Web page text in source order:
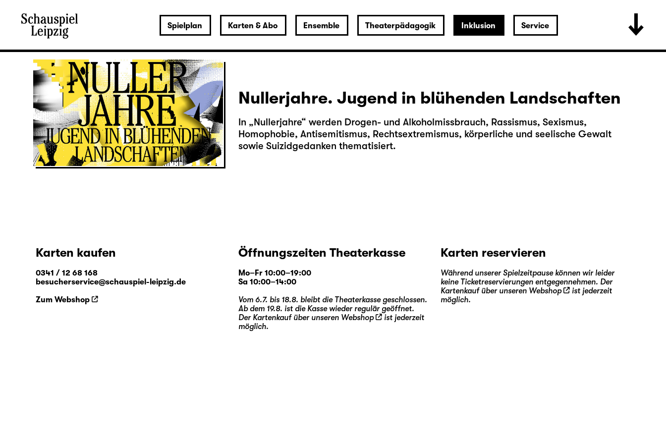
Spielplan Karten & Abo Ensemble Theaterpädagogik Inklusion Service
Nullerjahre. Jugend in blühenden Landschaften
In „Nullerjahre“ werden Drogen- und Alkoholmissbrauch, Rassismus, Sexismus,
Homophobie, Antisemitismus, Rechtsextremismus, körperliche und seelische Gewalt
sowie Suizidgedanken thematisiert.
Karten kaufen
0341 / 12 68 168
besucherservice@schauspiel-leipzig.de
Zum Webshop
Öffnungszeiten Theaterkasse
Mo–Fr 10:00–19:00
Sa 10:00–14:00
Vom 6.7. bis 18.8. bleibt die Theaterkasse geschlossen.
Ab dem 19.8. ist die Kasse wieder regulär geöffnet.
Der Kartenkauf über unseren Webshop
ist jederzeit
möglich.
Karten reservieren
Während unserer Spielzeitpause können wir leider
keine Ticketreservierungen entgegennehmen. Der
Kartenkauf über unseren Webshop
ist jederzeit
möglich.